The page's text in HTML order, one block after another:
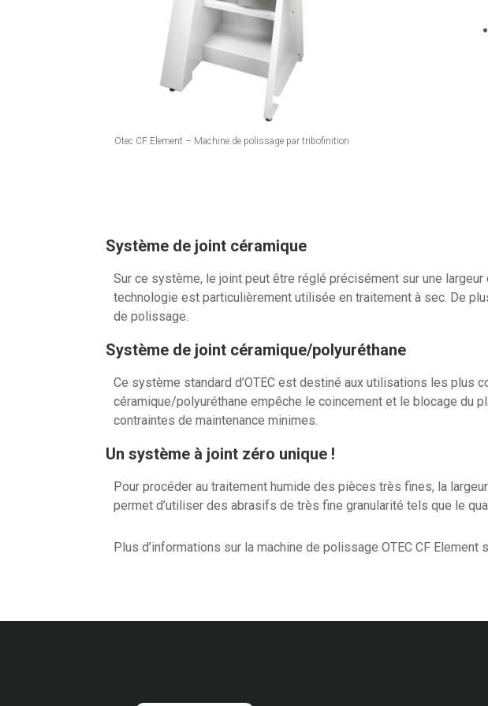
Otec CF Element – Machine de polissage par tribofinition
Système de joint céramique
Sur ce système, le joint peut être réglé précisément sur une
technologie est particulièrement utilisée en traitement à sec. De
de polissage.
Système de joint céramique/polyuréthane
Ce système standard d’OTEC est destiné aux utilisations les plus
céramique/polyuréthane empêche le coincement et le blocage du
contraintes de maintenance minimes.
Un système à joint zéro unique !
Pour procéder au traitement humide des pièces très fines, la
permet d’utiliser des abrasifs de très fine granularité tels que le
Plus d’informations sur la machine de polissage OTEC CF